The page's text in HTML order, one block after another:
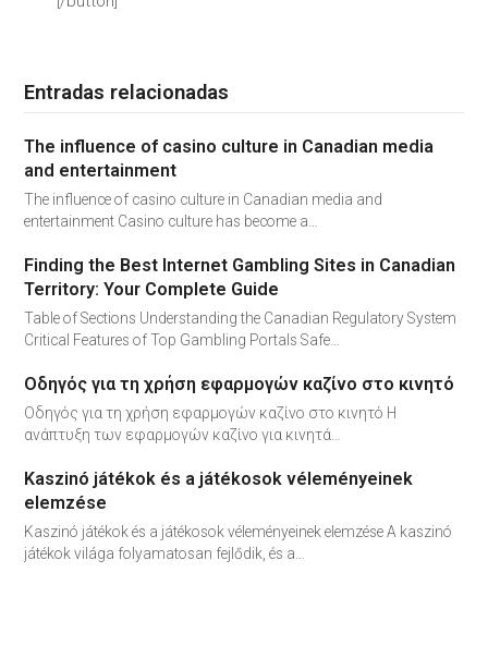
Entradas relacionadas
The influence of casino culture in Canadian media
and entertainment
The influence of casino culture in Canadian media and
entertainment Casino culture has become a…
Finding the Best Internet Gambling Sites in Canadian
Territory: Your Complete Guide
Table of Sections Understanding the Canadian Regulatory System
Critical Features of Top Gambling Portals Safe…
Οδηγός για τη χρήση εφαρμογών καζίνο στο κινητό
Οδηγός για τη χρήση εφαρμογών καζίνο στο κινητό Η
ανάπτυξη των εφαρμογών καζίνο για κινητά…
Kaszinó játékok és a játékosok véleményeinek
elemzése
Kaszinó játékok és a játékosok véleményeinek elemzése A kaszinó
játékok világa folyamatosan fejlődik, és a…